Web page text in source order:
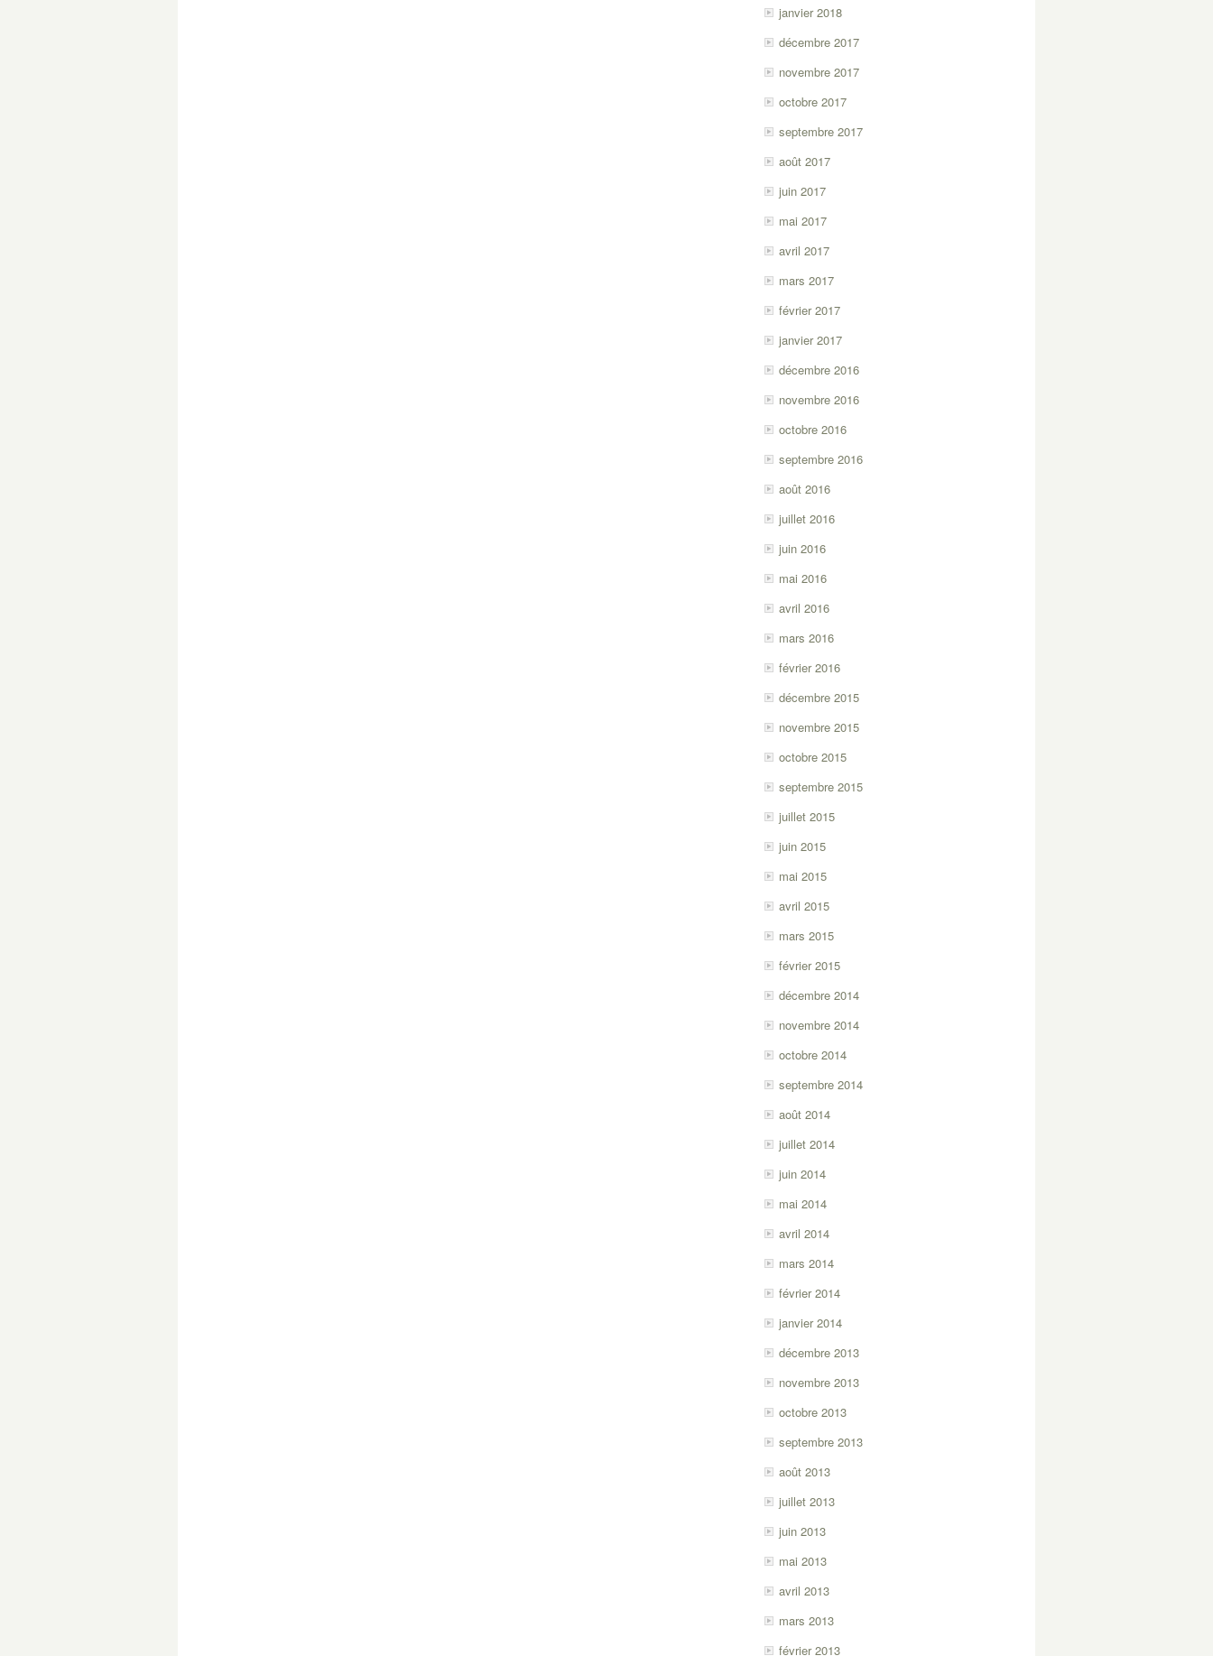
janvier 2018
décembre 2017
novembre 2017
octobre 2017
septembre 2017
août 2017
juin 2017
mai 2017
avril 2017
mars 2017
février 2017
janvier 2017
décembre 2016
novembre 2016
octobre 2016
septembre 2016
août 2016
juillet 2016
juin 2016
mai 2016
avril 2016
mars 2016
février 2016
décembre 2015
novembre 2015
octobre 2015
septembre 2015
juillet 2015
juin 2015
mai 2015
avril 2015
mars 2015
février 2015
décembre 2014
novembre 2014
octobre 2014
septembre 2014
août 2014
juillet 2014
juin 2014
mai 2014
avril 2014
mars 2014
février 2014
janvier 2014
décembre 2013
novembre 2013
octobre 2013
septembre 2013
août 2013
juillet 2013
juin 2013
mai 2013
avril 2013
mars 2013
février 2013